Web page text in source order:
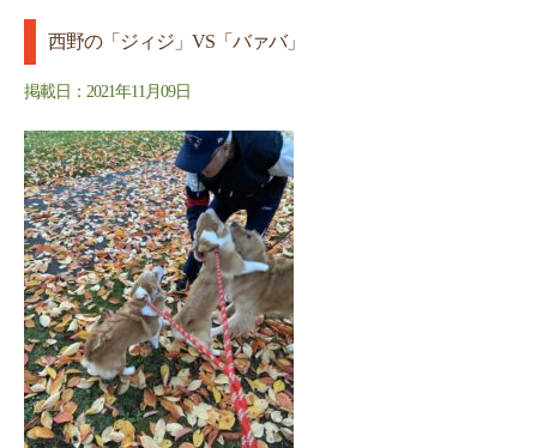
西野の「ジィジ」VS「バァバ」
掲載日：2021年11月09日